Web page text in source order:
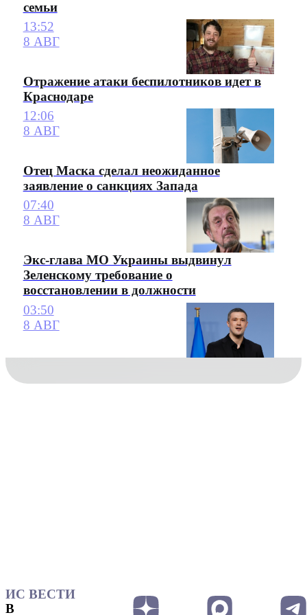
семьи
13:52
8 АВГ
Отражение атаки беспилотников идет в
Краснодаре
12:06
8 АВГ
Отец Маска сделал неожиданное
заявление о санкциях Запада
07:40
8 АВГ
Экс-глава МО Украины выдвинул
Зеленскому требование о
восстановлении в должности
03:50
8 АВГ
ИС ВЕСТИ
В